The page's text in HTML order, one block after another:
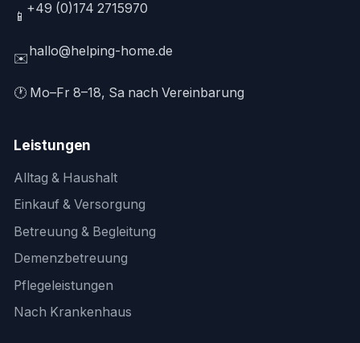
📱 +49 (0)174 2715970
✉️hallo@helping-home.de
🕐 Mo–Fr 8–18, Sa nach Vereinbarung
Leistungen
Alltag & Haushalt
Einkauf & Versorgung
Betreuung & Begleitung
Demenzbetreuung
Pflegeleistungen
Nach Krankenhaus